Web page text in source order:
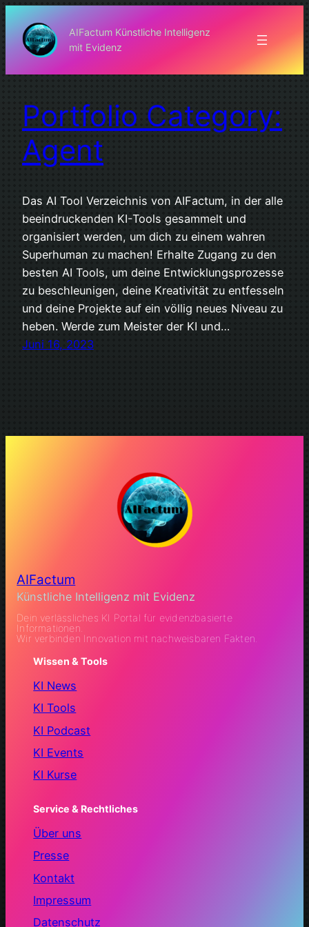
Inhalt
springen
AIFactum Künstliche Intelligenz
mit Evidenz
Portfolio Category:
Agent
Das AI Tool Verzeichnis von AIFactum, in der alle
beeindruckenden KI-Tools gesammelt und
organisiert werden, um dich zu einem wahren
Superhuman zu machen! Erhalte Zugang zu den
besten AI Tools, um deine Entwicklungsprozesse
zu beschleunigen, deine Kreativität zu entfesseln
und deine Projekte auf ein völlig neues Niveau zu
heben. Werde zum Meister der KI und…
Juni 16, 2023
AIFactum
Künstliche Intelligenz mit Evidenz
Dein verlässliches KI Portal für evidenzbasierte
Informationen.
Wir verbinden Innovation mit nachweisbaren Fakten.
Wissen & Tools
KI News
KI Tools
KI Podcast
KI Events
KI Kurse
Service & Rechtliches
Über uns
Presse
Kontakt
Impressum
Datenschutz